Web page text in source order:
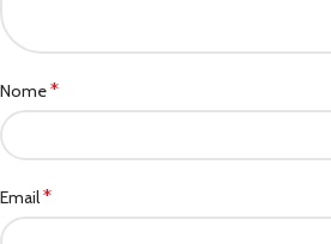
Nome*
Email*